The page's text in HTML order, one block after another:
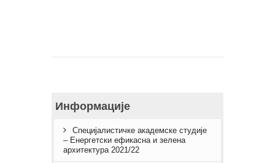
Информације
Специјалистичке академске студије
– Енергетски ефикасна и зелена
архитектура 2021/22